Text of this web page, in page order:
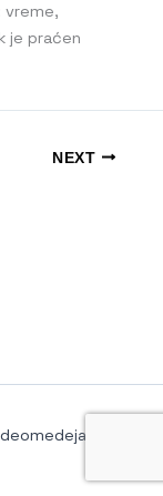
vreme,
je praćen
NEXT